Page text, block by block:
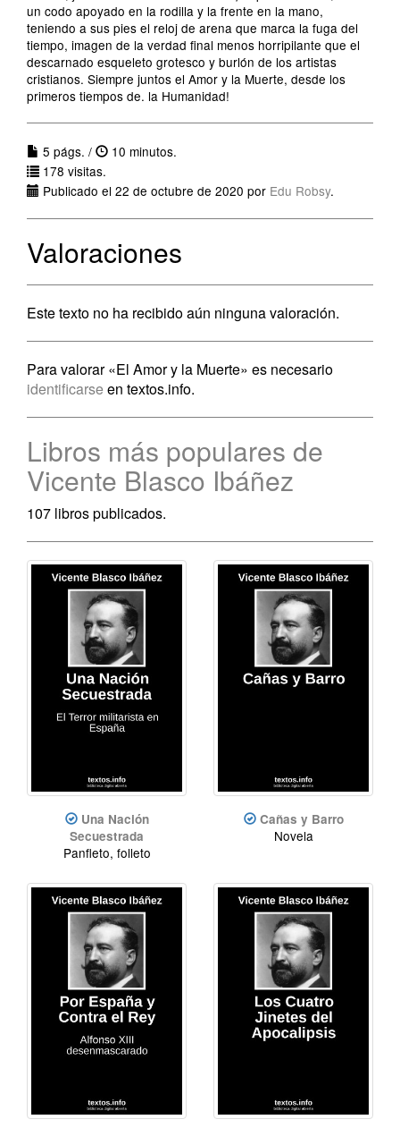
un codo apoyado en la rodilla y la frente en la mano,
teniendo a sus pies el reloj de arena que marca la fuga del
tiempo, imagen de la verdad final menos horripilante que el
descarnado esqueleto grotesco y burlón de los artistas
cristianos. Siempre juntos el Amor y la Muerte, desde los
primeros tiempos de. la Humanidad!
5 págs. /
10 minutos.
178 visitas.
Publicado el 22 de octubre de 2020 por Edu Robsy.
Valoraciones
Este texto no ha recibido aún ninguna valoración.
Para valorar «El Amor y la Muerte» es necesario
identificarse en textos.info.
Libros más populares de
Vicente Blasco Ibáñez
107 libros publicados.
Una Nación
Secuestrada
Panfleto, folleto
Cañas y Barro
Novela